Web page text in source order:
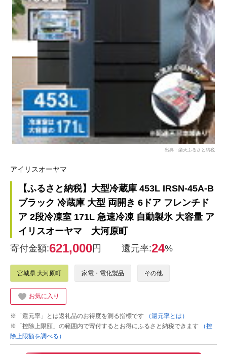
出典：楽天ふるさと納税
アイリスオーヤマ
【ふるさと納税】大型冷蔵庫 453L IRSN-45A-B
ブラック 冷蔵庫 大型 両開き 6ドア フレンチド
ア 2段冷凍室 171L 急速冷凍 自動製氷 大容量 ア
イリスオーヤマ 大河原町
寄付金額:621,000円 還元率:24%
宮城県 大河原町 家電・電化製品 その他
お気に入り
※「還元率」とは返礼品のお得度を測る指標です
（還元率とは）
※「控除上限額」の範囲内で寄付するとお得にふるさと納税できます
（控
除上限額を調べる）